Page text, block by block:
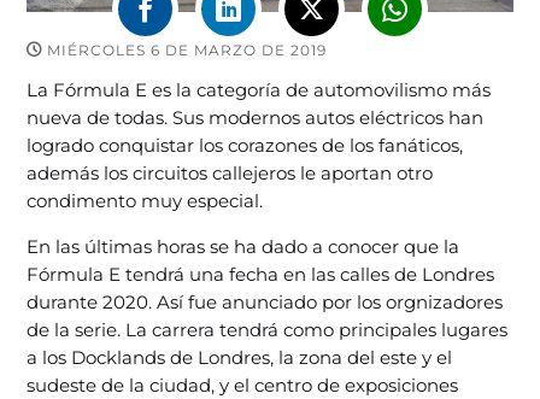
MIÉRCOLES 6 DE MARZO DE 2019
La Fórmula E es la categoría de automovilismo más
nueva de todas. Sus modernos autos eléctricos han
logrado conquistar los corazones de los fanáticos,
además los circuitos callejeros le aportan otro
condimento muy especial.
En las últimas horas se ha dado a conocer que la
Fórmula E tendrá una fecha en las calles de Londres
durante 2020. Así fue anunciado por los orgnizadores
de la serie. La carrera tendrá como principales lugares
a los Docklands de Londres, la zona del este y el
sudeste de la ciudad, y el centro de exposiciones